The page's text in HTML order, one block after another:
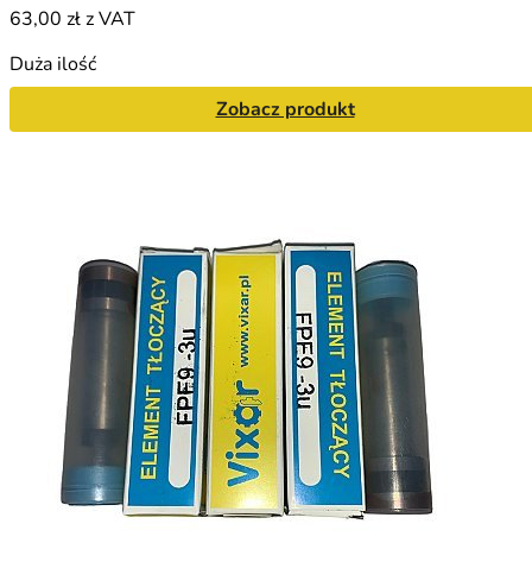
63,00 złz VAT
Duża ilość
Zobacz produkt